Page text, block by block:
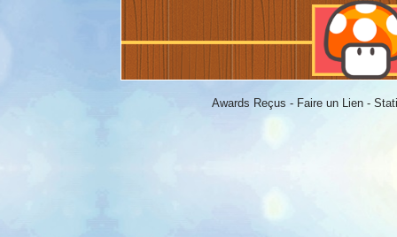
Awards Reçus - Faire un Lien-